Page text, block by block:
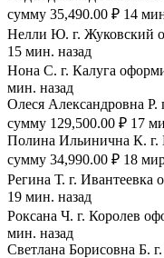
сумму 35,490.00 ₽ 14
Нелли Ю. г. Жуковский
15 мин. назад
Нона С. г. Калуга
мин. назад
Олеся Александровна Р.
сумму 129,500.00 ₽ 17
Полина Ильинична К. г.
сумму 34,990.00 ₽ 18
Регина Т. г. Ивантеевка
19 мин. назад
Роксана Ч. г. Королев
мин. назад
Светлана Борисовна Б.